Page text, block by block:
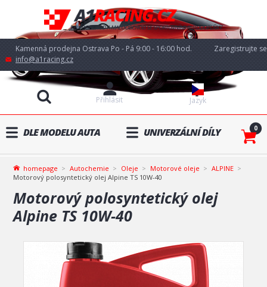
Kamenná prodejna Ostrava Po - Pá 9:00 - 16:00 hod.
info@a1racing.cz
Jazyk
Přihlásit
Zaregistrujte se
DLE MODELU AUTA UNIVERZÁLNÍ DÍLY 0
homepage Autochemie Oleje Motorové oleje
ALPINE
Motorový polosyntetický olej Alpine TS 10W-40
Motorový polosyntetický olej
Alpine TS 10W-40